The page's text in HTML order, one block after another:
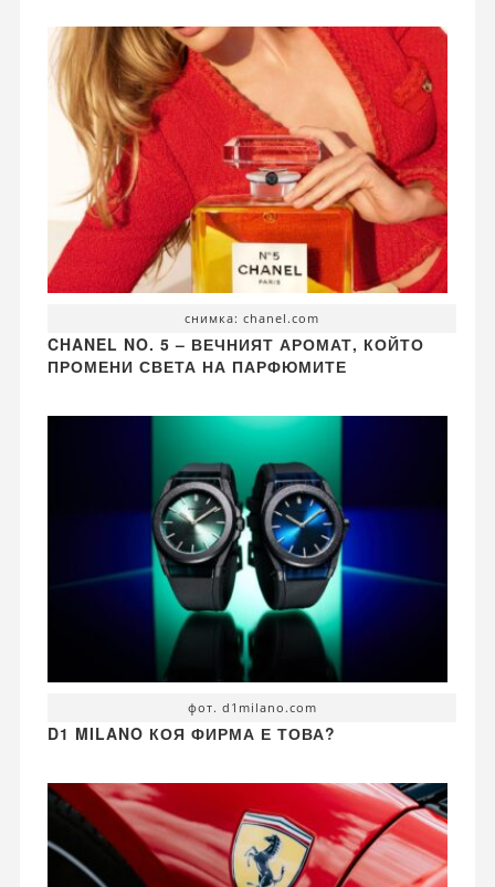
снимка: chanel.com
CHANEL NO. 5 – ВЕЧНИЯТ АРОМАТ, КОЙТО
ПРОМЕНИ СВЕТА НА ПАРФЮМИТЕ
фот. d1milano.com
D1 MILANO КОЯ ФИРМА Е ТОВА?